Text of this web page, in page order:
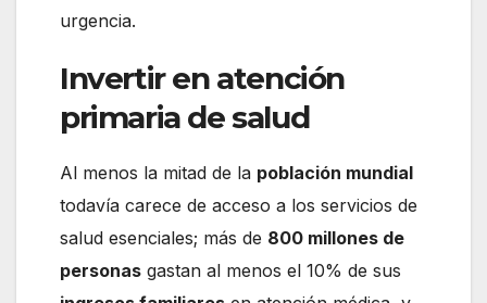
urgencia.
Invertir en atención
primaria de salud
Al menos la mitad de la población mundial
todavía carece de acceso a los servicios de
salud esenciales; más de 800 millones de
personas gastan al menos el 10% de sus